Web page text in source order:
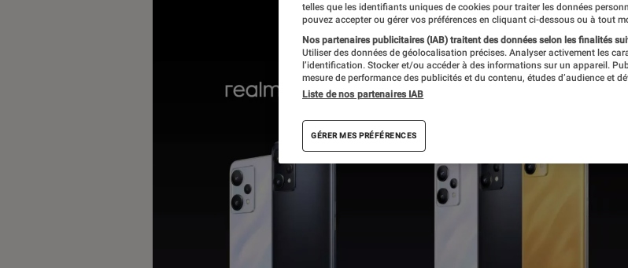
telles que les identifiants uniques de cookies pour traiter les données
pouvez accepter ou gérer vos préférences en cliquant ci-dessous ou à tout
Nos partenaires publicitaires (IAB) traitent des données selon les finalités
Utiliser des données de géolocalisation précises. Analyser activement les
l’identification. Stocker et/ou accéder à des informations sur un appareil.
mesure de performance des publicités et du contenu, études d’audience et
Liste de nos partenaires IAB
GÉRER MES PRÉFÉRENCES